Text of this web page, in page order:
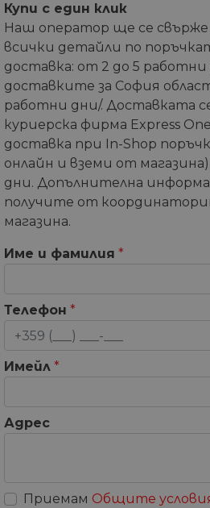
Купи с един клик
Наш оператор ще се свърже
всички детайли по
доставка: от 2 до 5
доставките за София
работни дни/. Доставката
куриерска фирма Express
доставка при In-Shop
онлайн и вземи от
дни. Допълнителна
получите от
магазина.
Име и фамилия *
Телефон *
Имейл *
Адрес
Приемам Общите